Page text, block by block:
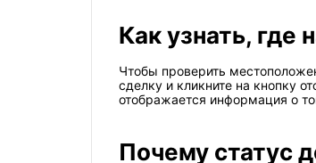
Как узнать, где
Чтобы проверить
сделку и кликните на кнопку
отображается информация о
Почему статус